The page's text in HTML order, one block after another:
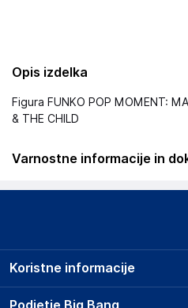
Opis izdelka
Figura FUNKO POP MOMENT:
& THE CHILD
Varnostne informacije in
Podatki o proizvajalcu
Funko LLC
Koristne informacije
Prodajna mesta